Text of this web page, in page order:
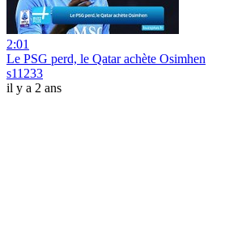
2:01
Le PSG perd, le Qatar achète Osimhen
s11233
il y a 2 ans